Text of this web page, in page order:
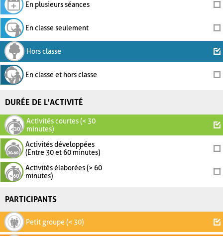
En plusieurs séances
En classe seulement
Hors classe
En classe et hors classe
DURÉE DE L'ACTIVITÉ
Activités courtes (< 30
minutes)
Activités développées
(Entre 30 et 60 minutes)
Activités élaborées (> 60
minutes)
PARTICIPANTS
Petit groupe (< 30)